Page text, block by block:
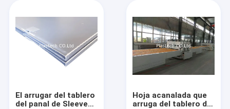
El arrugar del tablero
del panal de Sleeve
Hoja acanalada que
arruga del tablero del